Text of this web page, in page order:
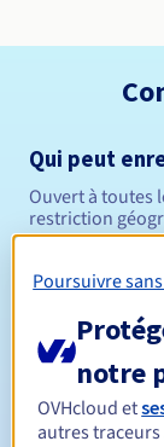
Qui peut
Ouvert à toutes
restriction
Durée de
Durée de
Poursuivre
notre
OVHcloud et
autres